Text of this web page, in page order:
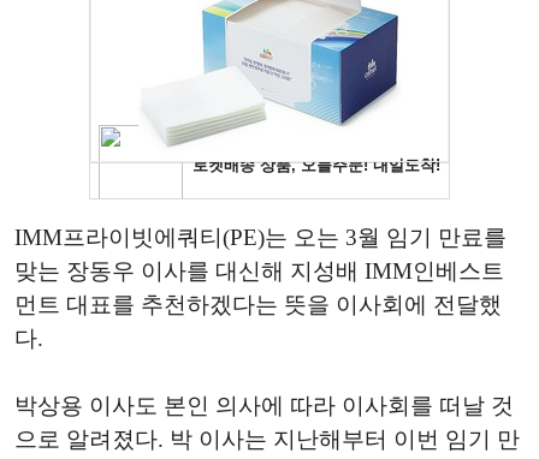
IMM프라이빗에쿼티(PE)는 오는 3월 임기 만료를
맞는 장동우 이사를 대신해 지성배 IMM인베스트
먼트 대표를 추천하겠다는 뜻을 이사회에 전달했
다.
박상용 이사도 본인 의사에 따라 이사회를 떠날 것
으로 알려졌다. 박 이사는 지난해부터 이번 임기 만